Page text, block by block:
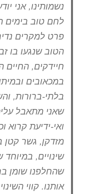
נשמותינו, אני
לחם טוב בימים
פרט למקרים
הטוב שנגעו בו
חיידקים, החיים
במכאובים
בלתי-ברורות,
שאני מתאבל
ואי-ידיעת
מזדקן, גשר קטן
שינויים, במיוחד
שהחלפנו שומן
אותנו. קווי